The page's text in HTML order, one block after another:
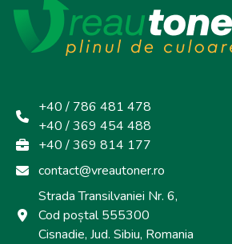
+40 / 786 481 478
+40 / 369 454 488
+40 / 369 814 177
contact@vreautoner.ro
Strada Transilvaniei Nr. 6,
Cod poștal 555300
Cisnadie, Jud. Sibiu, Romania